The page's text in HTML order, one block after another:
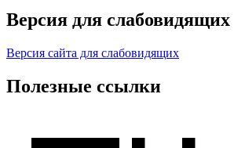
Версия для слабовидящих
Версия сайта для слабовидящих
Полезные ссылки